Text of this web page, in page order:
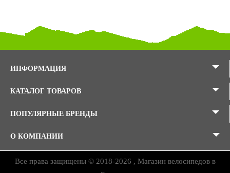
ИНФОРМАЦИЯ
КАТАЛОГ ТОВАРОВ
ПОПУЛЯРНЫЕ БРЕНДЫ
О КОМПАНИИ
Все права защищены © 2018-2026 , Магазин велосипедов в